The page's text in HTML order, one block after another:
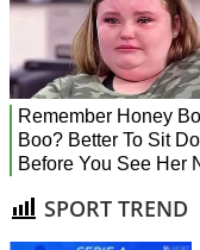
SPORT TREND